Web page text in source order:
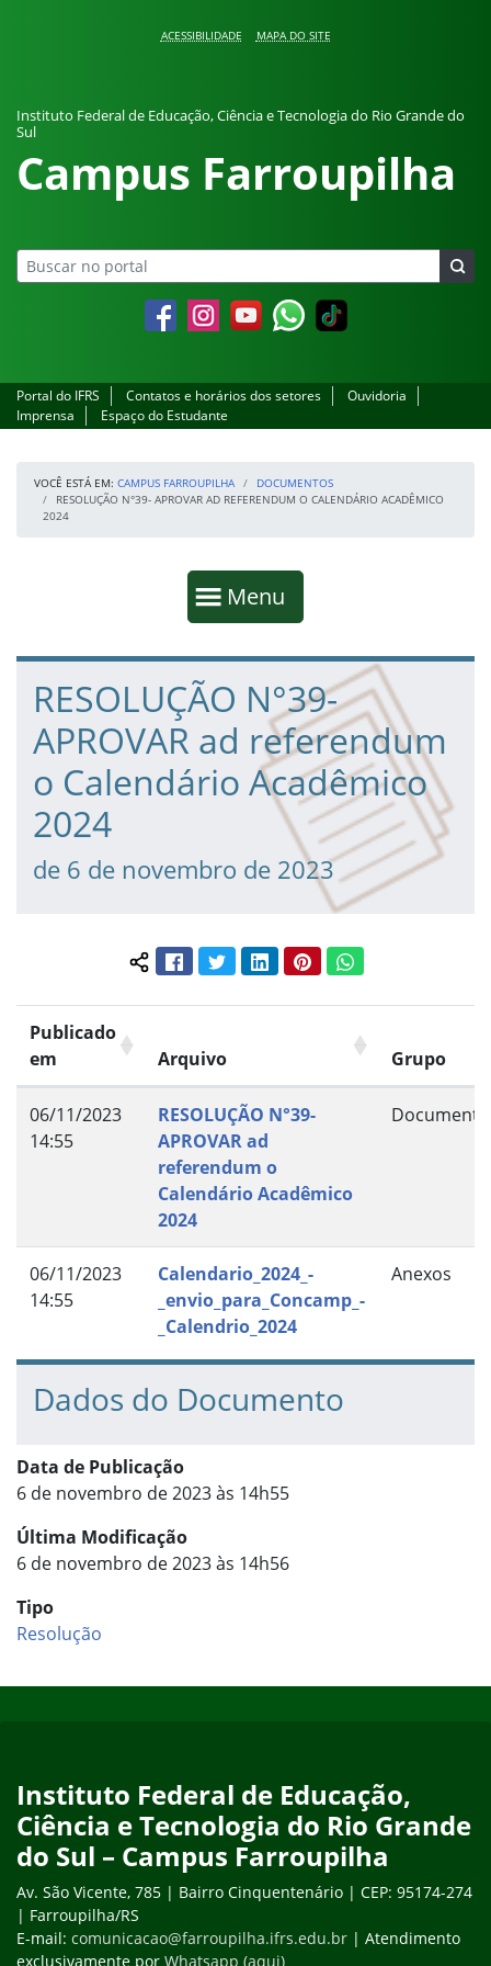
ACESSIBILIDADE MAPA DO SITE
Instituto Federal de Educação, Ciência e Tecnologia do Rio Grande do
Sul
Campus Farroupilha
FacebookInstagramYouTubeWhatsapp
Portal do IFRS Contatos e horários dos setores
Ouvidoria
Imprensa
Espaço do Estudante
VOCÊ ESTÁ EM: CAMPUS FARROUPILHA
DOCUMENTOS
RESOLUÇÃO N°39- APROVAR AD REFERENDUM O CALENDÁRIO ACADÊMICO
2024
Mostrar
Menu
Fim da navegação
Início do conteúdo
RESOLUÇÃO N°39-
APROVAR ad referendum
o Calendário Acadêmico
2024
de 6 de novembro de 2023
Compartilhar conteúdo:
FacebookTwitterLinkedInPinterestWhatsApp
Publicado
em
Arquivo Grupo
06/11/2023
14:55
RESOLUÇÃO N°39-
APROVAR ad
referendum o
Calendário Acadêmico
2024
Documento
06/11/2023
14:55
Calendario_2024_-
_envio_para_Concamp_-
_Calendrio_2024
Anexos
Dados do Documento
Data de Publicação
6 de novembro de 2023 às 14h55
Última Modificação
6 de novembro de 2023 às 14h56
Tipo
Resolução
Instituto Federal de Educação,
Ciência e Tecnologia do Rio Grande
do Sul – Campus Farroupilha
Av. São Vicente, 785 | Bairro Cinquentenário | CEP: 95174-274
| Farroupilha/RS
E-mail: comunicacao@farroupilha.ifrs.edu.br | Atendimento
exclusivamente por Whatsapp (aqui)